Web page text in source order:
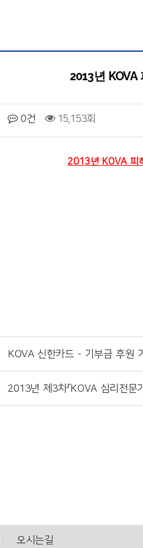
2013년
0건 15,153회
2013년 KOVA 피
KOVA 신한카드 - 기부금 후원
2013년 제3차「KOVA 심리전문
오시는길